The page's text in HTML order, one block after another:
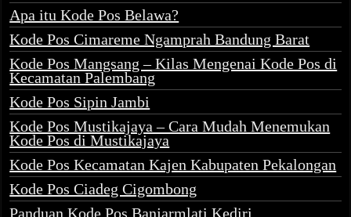
Apa itu Kode Pos Belawa?
Kode Pos Cimareme Ngamprah Bandung Barat
Kode Pos Mangsang – Kilas Mengenai Kode Pos di
Kecamatan Palembang
Kode Pos Sipin Jambi
Kode Pos Mustikajaya – Cara Mudah Menemukan
Kode Pos di Mustikajaya
Kode Pos Kecamatan Kajen Kabupaten Pekalongan
Kode Pos Ciadeg Cigombong
Panduan Kode Pos Banjarmlati Kediri